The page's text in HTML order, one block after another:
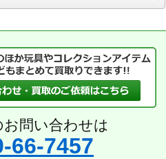
問い合わせは
66-7457